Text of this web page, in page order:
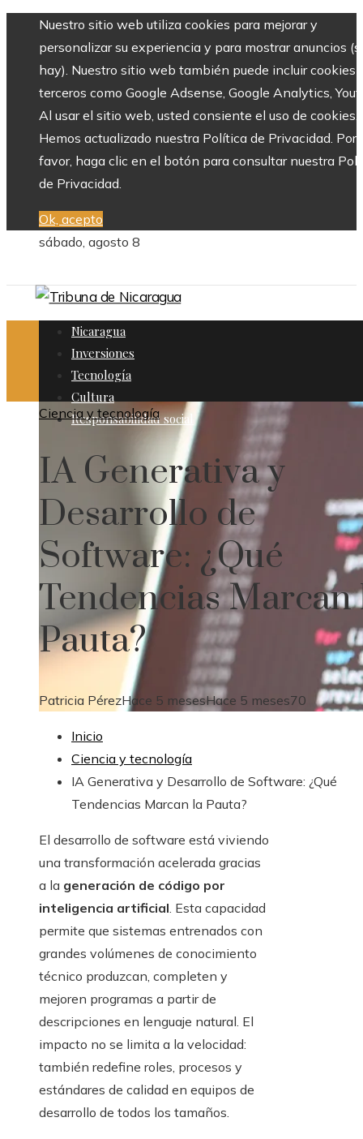
Nuestro sitio web utiliza cookies para mejorar y
personalizar su experiencia y para mostrar anuncios
hay). Nuestro sitio web también puede incluir cookies
terceros como Google Adsense, Google Analytics,
Al usar el sitio web, usted consiente el uso de cookies.
Hemos actualizado nuestra Política de Privacidad. Por
favor, haga clic en el botón para consultar nuestra
de Privacidad.
Ok, acepto
sábado, agosto 8
Nicaragua
Inversiones
Tecnología
Cultura
Responsabilidad social
Ciencia y tecnología
IA Generativa y
Desarrollo de
Software: ¿Qué
Tendencias Marcan
Pauta?
Patricia PérezHace 5 mesesHace 5 meses70
Inicio
Ciencia y tecnología
IA Generativa y Desarrollo de Software: ¿Qué
Tendencias Marcan la Pauta?
El desarrollo de software está viviendo
una transformación acelerada gracias
a la generación de código por
inteligencia artificial. Esta capacidad
permite que sistemas entrenados con
grandes volúmenes de conocimiento
técnico produzcan, completen y
mejoren programas a partir de
descripciones en lenguaje natural. El
impacto no se limita a la velocidad:
también redefine roles, procesos y
estándares de calidad en equipos de
desarrollo de todos los tamaños.